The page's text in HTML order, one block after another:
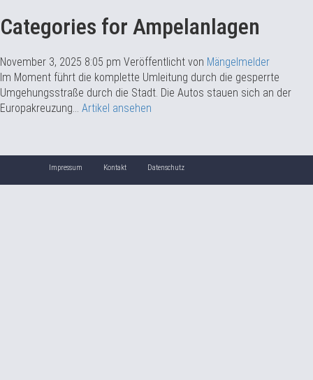
Categories for Ampelanlagen
November 3, 2025 8:05 pm Veröffentlicht von Mängelmelder
Im Moment führt die komplette Umleitung durch die gesperrte
Umgehungsstraße durch die Stadt. Die Autos stauen sich an der
Europakreuzung... Artikel ansehen
Impressum Kontakt Datenschutz